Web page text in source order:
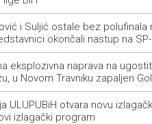
i Suljić ostale bez polufinala
okončali nastup na
eksplozivna naprava na
u Novom Travniku zapaljen
ULUPUBiH otvara novu
izlagački program